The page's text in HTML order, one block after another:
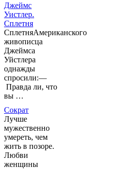
Джеймс
Уистлер.
Сплетня
СплетняАмериканского
живописца
Джеймса
Уйстлера
однажды
спросили:—
Правда ли, что
вы …
Сократ
Лучше
мужественно
умереть, чем
жить в позоре.
Любви
женщины